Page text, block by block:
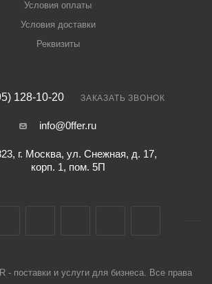
Условия оплаты
Условия доставки
Реквизиты
128-10-20 ЗАКАЗАТЬ ЗВОНОК
info@0ffer.ru
г. Москва, ул. Снежная, д. 17,
корп. 1, пом. 5П
- поставки и услуги для бизнеса. Все права